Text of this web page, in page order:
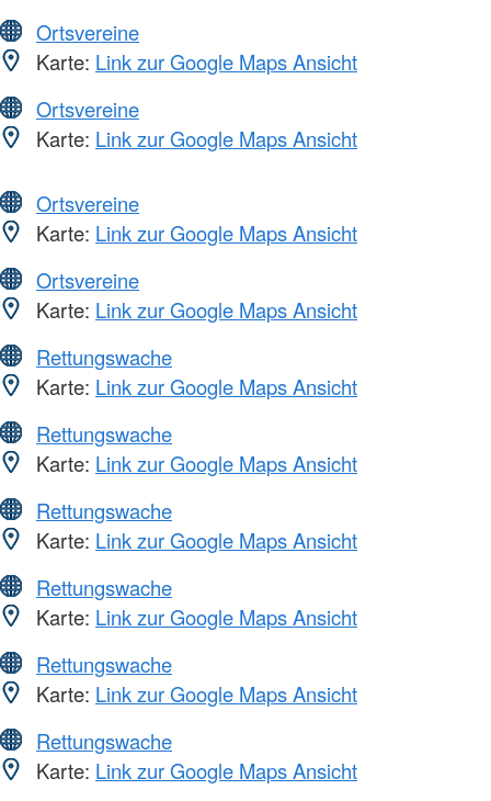
Ortsvereine
Karte: Link zur Google Maps Ansicht
Ortsvereine
Karte: Link zur Google Maps Ansicht
Ortsvereine
Karte: Link zur Google Maps Ansicht
Ortsvereine
Karte: Link zur Google Maps Ansicht
Rettungswache
Karte: Link zur Google Maps Ansicht
Rettungswache
Karte: Link zur Google Maps Ansicht
Rettungswache
Karte: Link zur Google Maps Ansicht
Rettungswache
Karte: Link zur Google Maps Ansicht
Rettungswache
Karte: Link zur Google Maps Ansicht
Rettungswache
Karte: Link zur Google Maps Ansicht